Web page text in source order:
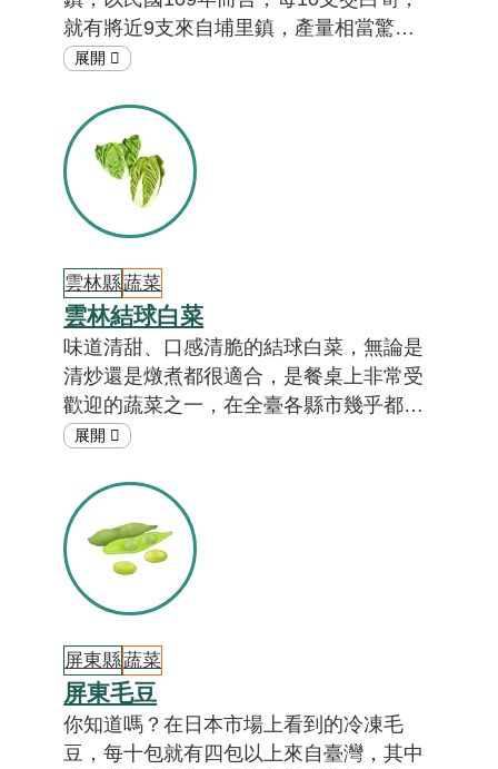
就有將近9支來自埔里鎮，產量相當驚
人！埔里茭白筍不僅供應全臺，還外銷到
白筍除了美味可口，還可以做成藝術品或
生活用品，是埔里人的驕傲。究竟埔里鎮
栽培茭白筍的祕訣是什麼？茭白筍還可以
做成什麼？答案就在「在地特色小教
室」。[註01]
雲林縣蔬菜
雲林結球白菜
味道清甜、口感清脆的結球白菜，無論是
清炒還是燉煮都很適合，是餐桌上非常受
歡迎的蔬菜之一，在全臺各縣市幾乎都有
栽培。而產量第一名是哪個縣市呢？那一
調查統計，每年雲林縣結球白菜的收穫
量，佔全臺4成以上。為什麼雲林會有這
麼多結球白菜呢？一起來看「在地特色小
教室」吧！
屏東縣蔬菜
屏東毛豆
你知道嗎？在日本市場上看到的冷凍毛
豆，每十包就有四包以上來自臺灣，其中